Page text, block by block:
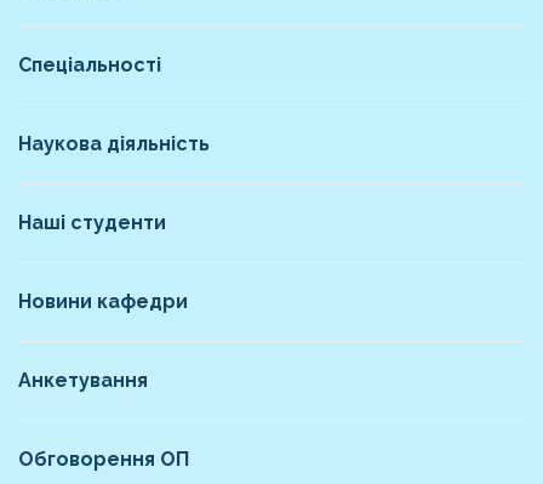
Спеціальності
Наукова діяльність
Наші студенти
Новини кафедри
Анкетування
Обговорення ОП